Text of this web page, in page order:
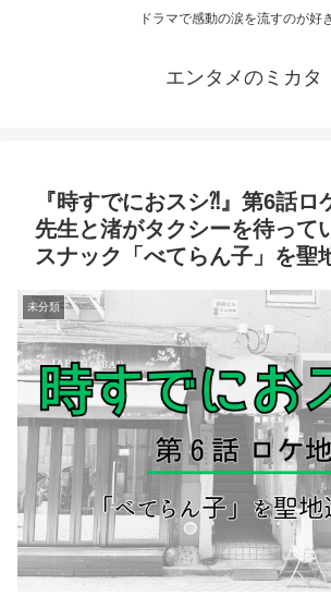
ドラマで感動の涙を流すのが好
エンタメのミカタ
『時すでにおスシ⁈』第6話ロ
先生と渚がタクシーを待って
スナック「べてらん子」を聖
未分類